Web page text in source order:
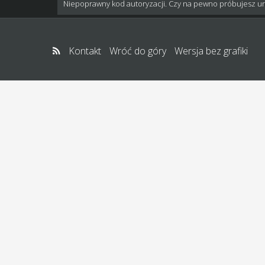
Niepoprawny kod autoryzacji. Czy na pewno próbujesz
Kontakt Wróć do góry Wersja bez grafiki